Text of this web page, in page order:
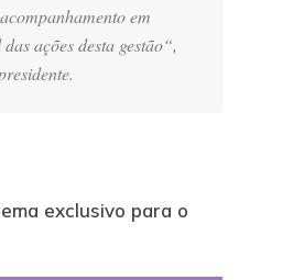
em
ações desta gestão“,
exclusivo para o